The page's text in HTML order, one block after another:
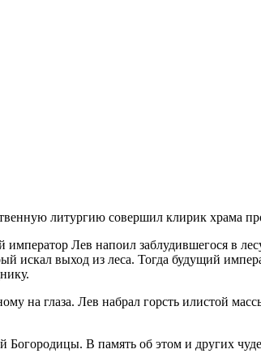
литургию совершил клирик храма
Лев напоил заблудившегося в
искал выход из леса. Тогда будущий
на глаза. Лев набрал горсть илистой
Богородицы. В память об этом и других